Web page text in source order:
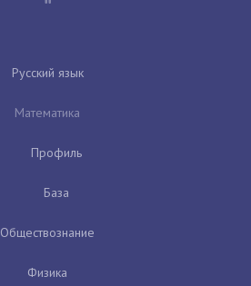
Русский язык
Математика
Профиль
База
Обществознание
Физика